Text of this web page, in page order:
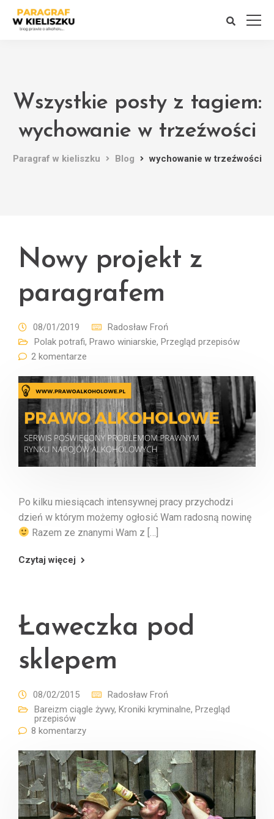
Wszystkie posty z tagiem:
wychowanie w trzeźwości
Paragraf w kieliszku Blog wychowanie w trzeźwości
Nowy projekt z
paragrafem
08/01/2019
Radosław Froń
Polak potrafi, Prawo winiarskie, Przegląd przepisów
2 komentarze
Po kilku miesiącach intensywnej pracy przychodzi
dzień w którym możemy ogłosić Wam radosną nowinę
Razem ze znanymi Wam z […]
Czytaj więcej
Ławeczka pod
sklepem
08/02/2015
Radosław Froń
Bareizm ciągle żywy, Kroniki kryminalne, Przegląd
przepisów
8 komentarzy